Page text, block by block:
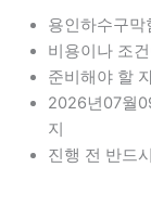
용인하수구막
비용이나 조
준비해야 할
2026년07월
지
진행 전 반드